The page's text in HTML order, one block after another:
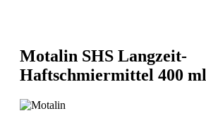
Motalin SHS Langzeit-
Haftschmiermittel 400 ml